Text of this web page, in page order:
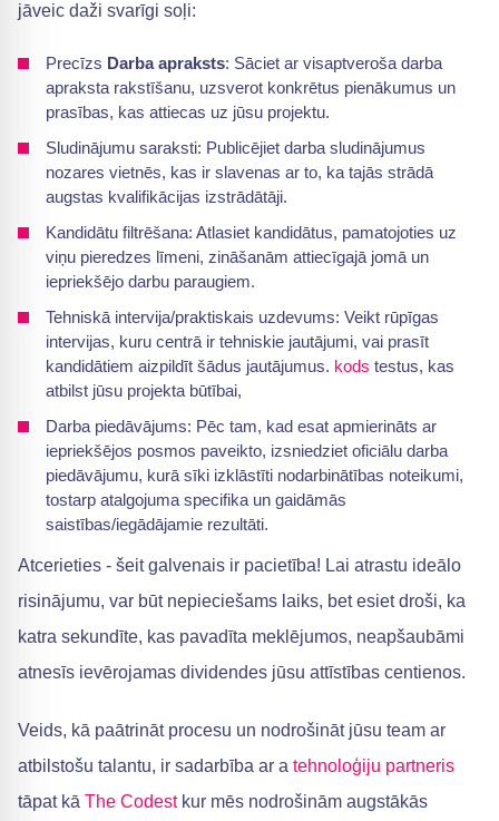
jāveic daži svarīgi soļi:
Precīzs Darba apraksts: Sāciet ar visaptveroša darba
apraksta rakstīšanu, uzsverot konkrētus pienākumus un
prasības, kas attiecas uz jūsu projektu.
Sludinājumu saraksti: Publicējiet darba sludinājumus
nozares vietnēs, kas ir slavenas ar to, ka tajās strādā
augstas kvalifikācijas izstrādātāji.
Kandidātu filtrēšana: Atlasiet kandidātus, pamatojoties uz
viņu pieredzes līmeni, zināšanām attiecīgajā jomā un
iepriekšējo darbu paraugiem.
Tehniskā intervija/praktiskais uzdevums: Veikt rūpīgas
intervijas, kuru centrā ir tehniskie jautājumi, vai prasīt
kandidātiem aizpildīt šādus jautājumus. kods testus, kas
atbilst jūsu projekta būtībai,
Darba piedāvājums: Pēc tam, kad esat apmierināts ar
iepriekšējos posmos paveikto, izsniedziet oficiālu darba
piedāvājumu, kurā sīki izklāstīti nodarbinātības noteikumi,
tostarp atalgojuma specifika un gaidāmās
saistības/iegādājamie rezultāti.
Atcerieties - šeit galvenais ir pacietība! Lai atrastu ideālo
risinājumu, var būt nepieciešams laiks, bet esiet droši, ka
katra sekundīte, kas pavadīta meklējumos, neapšaubāmi
atnesīs ievērojamas dividendes jūsu attīstības centienos.
Veids, kā paātrināt procesu un nodrošināt jūsu team ar
atbilstošu talantu, ir sadarbība ar a tehnoloģiju partneris
tāpat kā The Codestkur mēs nodrošinām augstākās